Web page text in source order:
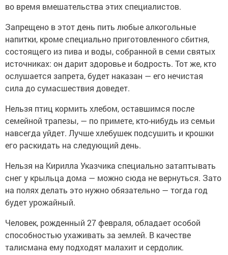
во время вмешательства этих специалистов.
Запрещено в этот день пить любые алкогольные
напитки, кроме специально приготовленного сбитня,
состоящего из пива и воды, собранной в семи святых
источниках: он дарит здоровье и бодрость. Тот же, кто
ослушается запрета, будет наказан — его нечистая
сила до сумасшествия доведет.
Нельзя птиц кормить хлебом, оставшимся после
семейной трапезы, — по примете, кто-нибудь из семьи
навсегда уйдет. Лучше хлебушек подсушить и крошки
его раскидать на следующий день.
Нельзя на Кирилла Указчика специально затаптывать
снег у крыльца дома — можно сюда не вернуться. Зато
на полях делать это нужно обязательно — тогда год
будет урожайный.
Человек, рожденный 27 февраля, обладает особой
способностью ухаживать за землей. В качестве
талисмана ему подходят малахит и сердолик.